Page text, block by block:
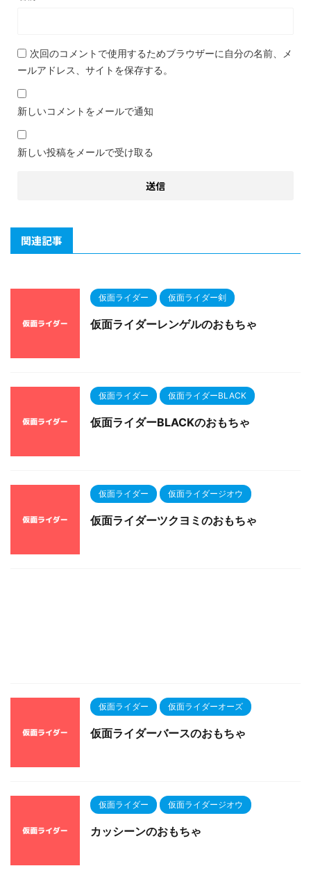
次回のコメントで使用するためブラウザーに自分の名前、メ
ールアドレス、サイトを保存する。
新しいコメントをメールで通知
新しい投稿をメールで受け取る
関連記事
仮面ライダー 仮面ライダー剣
仮面ライダーレンゲルのおもちゃ
仮面ライダー 仮面ライダーBLACK
仮面ライダーBLACKのおもちゃ
仮面ライダー 仮面ライダージオウ
仮面ライダーツクヨミのおもちゃ
仮面ライダー 仮面ライダーオーズ
仮面ライダーバースのおもちゃ
仮面ライダー 仮面ライダージオウ
カッシーンのおもちゃ